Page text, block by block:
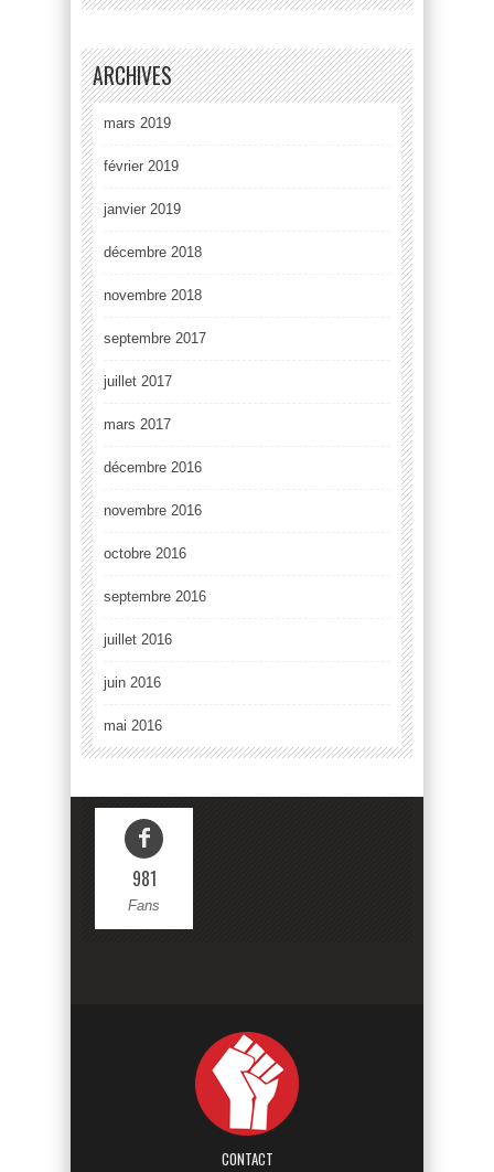
ARCHIVES
mars 2019
février 2019
janvier 2019
décembre 2018
novembre 2018
septembre 2017
juillet 2017
mars 2017
décembre 2016
novembre 2016
octobre 2016
septembre 2016
juillet 2016
juin 2016
mai 2016
981
Fans
CONTACT